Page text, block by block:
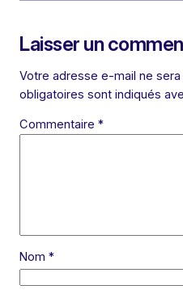
Laisser un
Votre adresse e-mail ne sera
obligatoires sont indiqués
Commentaire *
Nom *